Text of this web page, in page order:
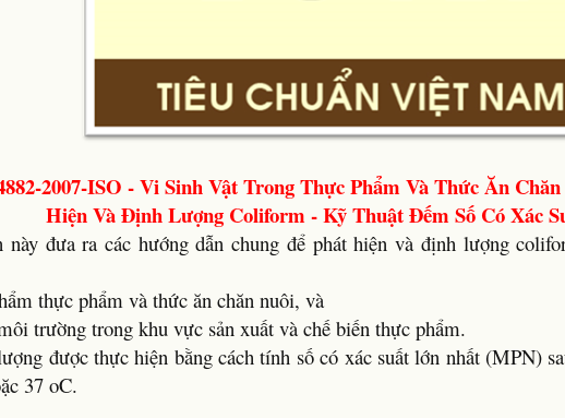
2007-ISO - Vi Sinh Vật Trong Thực Phẩm Và Thức Ăn
Hiện Và Định Lượng Coliform - Kỹ Thuật Đếm Số Có Xác
này đưa ra các hướng dẫn chung để phát hiện và định lượng
thực phẩm và thức ăn chăn nuôi, và
trường trong khu vực sản xuất và chế biến thực phẩm.
được thực hiện bằng cách tính số có xác suất lớn nhất (MPN)
37 oC.